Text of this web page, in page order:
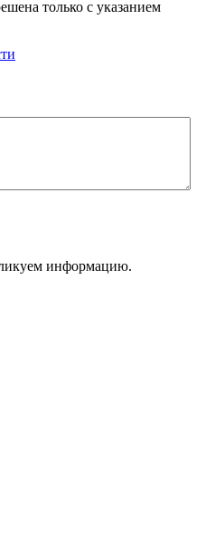
только с указанием
информацию.